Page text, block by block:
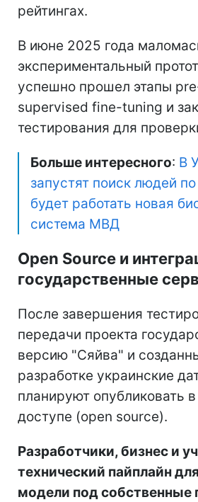
рейтингах.
В июне 2025 года
экспериментальный
успешно прошел этапы
supervised fine-tuning и
тестирования для
Больше интересного: В
запустят поиск людей
будет работать новая
система МВД
Open Source и
государственные
После завершения
передачи проекта
версию "Сяйва" и
разработке украинские
планируют опубликовать
доступе (open source).
Разработчики, бизнес и
технический пайплайн
модели под собственные